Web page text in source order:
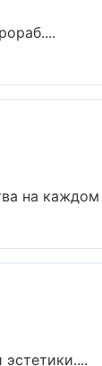
на каждом